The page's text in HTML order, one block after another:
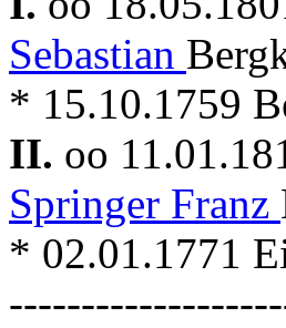
Sebastian
* 15.10.1759
II. oo
Springer Franz
* 02.01.1771